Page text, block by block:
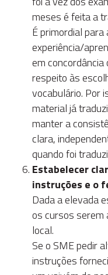
meses é feita a
É primordial para
experiência/
em
respeito às
vocabulário. Por
material já
manter a
clara,
quando foi
Estabelecer
instruções e o
Dada a elevada
os cursos serem
local.
Se o SME pedir
instruções